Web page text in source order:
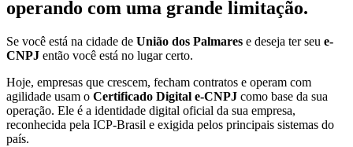
operando com uma grande limitação.
Se você está na cidade de União dos Palmares e deseja ter seu e-
CNPJ então você está no lugar certo.
Hoje, empresas que crescem, fecham contratos e operam com
agilidade usam o Certificado Digital e-CNPJ como base da sua
operação. Ele é a identidade digital oficial da sua empresa,
reconhecida pela ICP-Brasil e exigida pelos principais sistemas do
país.